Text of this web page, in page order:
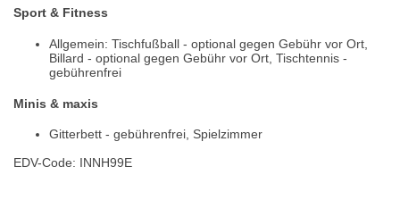
Sport & Fitness
Allgemein: Tischfußball - optional gegen Gebühr vor Ort,
Billard - optional gegen Gebühr vor Ort, Tischtennis -
gebührenfrei
Minis & maxis
Gitterbett - gebührenfrei, Spielzimmer
EDV-Code: INNH99E